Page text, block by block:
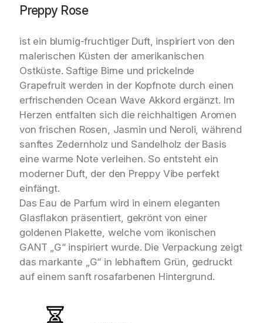
Preppy Rose
ist ein blumig-fruchtiger Duft, inspiriert von den
malerischen Küsten der amerikanischen
Ostküste. Saftige Birne und prickelnde
Grapefruit werden in der Kopfnote durch einen
erfrischenden Ocean Wave Akkord ergänzt. Im
Herzen entfalten sich die reichhaltigen Aromen
von frischen Rosen, Jasmin und Neroli, während
sanftes Zedernholz und Sandelholz der Basis
eine warme Note verleihen. So entsteht ein
moderner Duft, der den Preppy Vibe perfekt
einfängt.
Das Eau de Parfum wird in einem eleganten
Glasflakon präsentiert, gekrönt von einer
goldenen Plakette, welche vom ikonischen
GANT „G“ inspiriert wurde. Die Verpackung zeigt
das markante „G“ in lebhaftem Grün, gedruckt
auf einem sanft rosafarbenen Hintergrund.